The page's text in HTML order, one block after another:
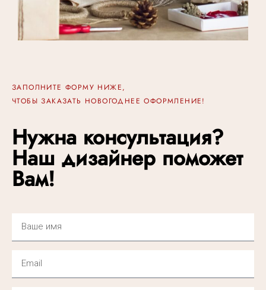
ЗАПОЛНИТЕ ФОРМУ НИЖЕ,
ЧТОБЫ ЗАКАЗАТЬ НОВОГОДНЕЕ ОФОРМЛЕНИЕ!
Нужна консультация?
Наш дизайнер поможет
Вам!